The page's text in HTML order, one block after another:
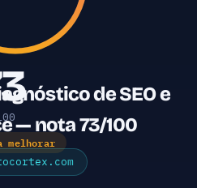
melhorar
de SEO e
— nota 73/100